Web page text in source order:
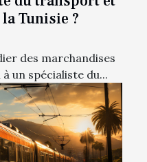
Tunisie ?
des marchandises
un spécialiste du...